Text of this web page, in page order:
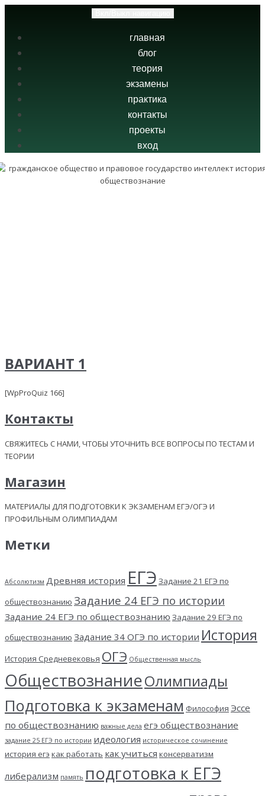
главная
блог
теория
экзамены
практика
контакты
проекты
вход
ВАРИАНТ 1
[WpProQuiz 166]
Контакты
СВЯЖИТЕСЬ С НАМИ, ЧТОБЫ УТОЧНИТЬ ВСЕ ВОПРОСЫ ПО ТЕСТАМ И
ТЕОРИИ
Магазин
МАТЕРИАЛЫ ДЛЯ ПОДГОТОВКИ К ЭКЗАМЕНАМ ЕГЭ/ОГЭ И
ПРОФИЛЬНЫМ ОЛИМПИАДАМ
Метки
Абсолютизм Древняя история ЕГЭ Задание 21 ЕГЭ по
обществознанию Задание 24 ЕГЭ по истории
Задание 24 ЕГЭ по обществознанию Задание 29 ЕГЭ по
обществознанию Задание 34 ОГЭ по истории История
История Средневековья ОГЭ Общественная мысль
ОбществознаниеОлимпиады
Подготовка к экзаменам Философия Эссе
по обществознанию важные дела егэ обществознание
задание 25 ЕГЭ по истории идеология историческое сочинение
история егэ как работать как учиться консерватизм
либерализм память подготовка к ЕГЭ